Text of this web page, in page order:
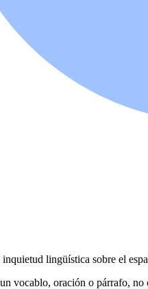
lingüística sobre el
vocablo, oración o párrafo,